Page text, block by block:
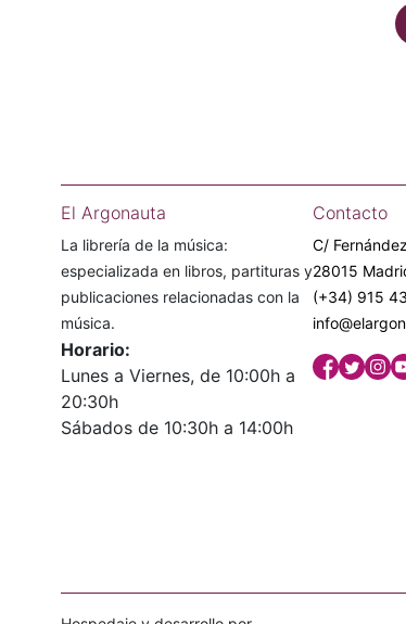
El Argonauta
La librería de la música:
especializada en libros, partituras y
publicaciones relacionadas con la
música.
Horario:
Lunes a Viernes, de 10:00h a
20:30h
Sábados de 10:30h a 14:00h
Contacto
C/
28015
(+34) 915